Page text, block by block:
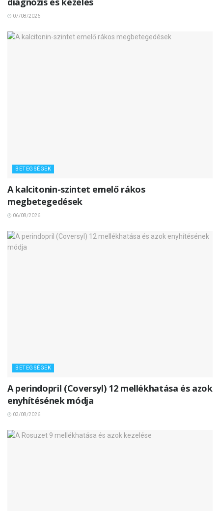
07/08/2026
BETEGSÉGEK
A kalcitonin-szintet emelő rákos
megbetegedések
06/08/2026
BETEGSÉGEK
A perindopril (Coversyl) 12 mellékhatása és azok
enyhítésének módja
03/08/2026